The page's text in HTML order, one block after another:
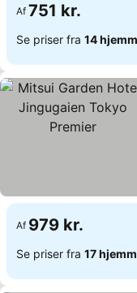
Af 751 kr.
Se priser fra 14
Af 979 kr.
Se priser fra 17